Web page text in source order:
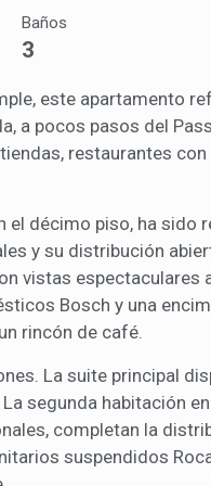
Baños
3
este apartamento
a pocos pasos del
restaurantes
décimo piso, ha sido
y su distribución
vistas espectaculares
Bosch y una
rincón de café.
La suite principal
segunda habitación
completan la
suspendidos
realizar el seguimiento y
La información recogida
con el fin de introducir
los usuarios del servicio.
para mejorar la calidad de
a través de productos
son utilizadas para
personales del usuario a
navegación. Gracias a
web y mostrar publicidad
Guardar